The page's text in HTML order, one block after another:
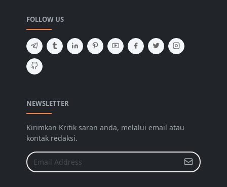
FOLLOW US
NEWSLETTER
Kirimkan Kritik saran anda, melalui email atau
kontak redaksi.